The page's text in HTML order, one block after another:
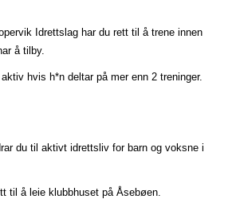
Idrettslag har du rett til å trene innen
å tilby.
hvis h*n deltar på mer enn 2 treninger.
du til aktivt idrettsliv for barn og voksne i
til å leie klubbhuset på Åsebøen.